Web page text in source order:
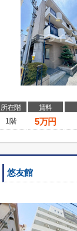
所在階 賃料
1階
5万円
悠友館